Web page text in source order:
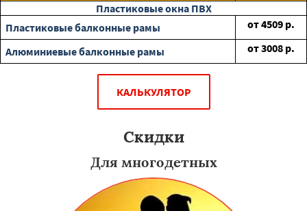
Пластиковые окна ПВХ
Пластиковые балконные рамы
от4509 р.
Алюминиевые балконные рамы
от3008 р.
КАЛЬКУЛЯТОР
Скидки
Для многодетных